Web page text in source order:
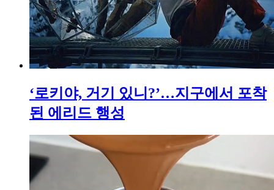
‘로키야, 거기 있니?’…지구에서 포착
된 에리드 행성